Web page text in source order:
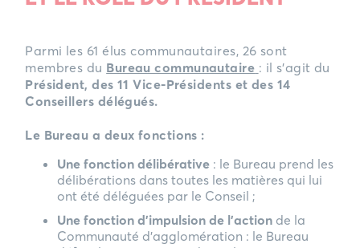
Parmi les 61 élus communautaires, 26 sont
membres du Bureau communautaire : il s’agit du
Président, des 11 Vice-Présidents et des 14
Conseillers délégués.
Le Bureau a deux fonctions :
Une fonction délibérative : le Bureau prend les
délibérations dans toutes les matières qui lui
ont été déléguées par le Conseil ;
Une fonction d’impulsion de l’action de la
Communauté d’agglomération : le Bureau